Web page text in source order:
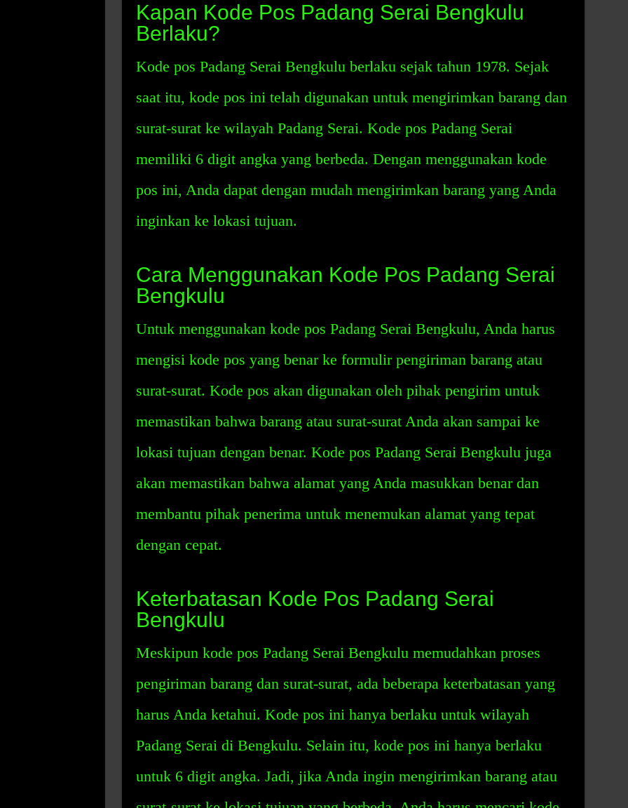
Kapan Kode Pos Padang Serai Bengkulu
Berlaku?
Kode pos Padang Serai Bengkulu berlaku sejak tahun 1978. Sejak
saat itu, kode pos ini telah digunakan untuk mengirimkan barang dan
surat-surat ke wilayah Padang Serai. Kode pos Padang Serai
memiliki 6 digit angka yang berbeda. Dengan menggunakan kode
pos ini, Anda dapat dengan mudah mengirimkan barang yang Anda
inginkan ke lokasi tujuan.
Cara Menggunakan Kode Pos Padang Serai
Bengkulu
Untuk menggunakan kode pos Padang Serai Bengkulu, Anda harus
mengisi kode pos yang benar ke formulir pengiriman barang atau
surat-surat. Kode pos akan digunakan oleh pihak pengirim untuk
memastikan bahwa barang atau surat-surat Anda akan sampai ke
lokasi tujuan dengan benar. Kode pos Padang Serai Bengkulu juga
akan memastikan bahwa alamat yang Anda masukkan benar dan
membantu pihak penerima untuk menemukan alamat yang tepat
dengan cepat.
Keterbatasan Kode Pos Padang Serai
Bengkulu
Meskipun kode pos Padang Serai Bengkulu memudahkan proses
pengiriman barang dan surat-surat, ada beberapa keterbatasan yang
harus Anda ketahui. Kode pos ini hanya berlaku untuk wilayah
Padang Serai di Bengkulu. Selain itu, kode pos ini hanya berlaku
untuk 6 digit angka. Jadi, jika Anda ingin mengirimkan barang atau